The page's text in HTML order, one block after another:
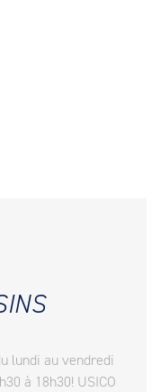
lundi au vendredi
à 18h30! USICO